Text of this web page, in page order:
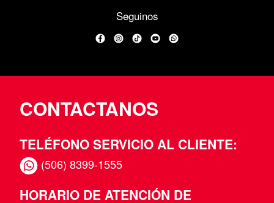
Seguinos
FacebookInstagram
TikTokYouTubeWhatsApp
CONTACTANOS
TELÉFONO SERVICIO AL CLIENTE:
(506) 8399-1555
HORARIO DE ATENCIÓN DE